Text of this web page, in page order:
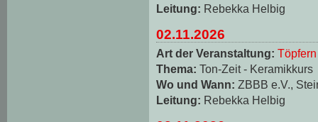
Leitung: Rebekka Helbig
02.11.2026
Art der Veranstaltung: Töpfern
Thema: Ton-Zeit - Keramikkurs
Wo und Wann: ZBBB e.V.,
Leitung: Rebekka Helbig